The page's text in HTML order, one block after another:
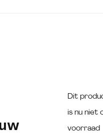
Dit
is nu niet
voorraad